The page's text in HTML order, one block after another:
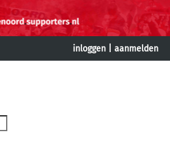
inloggen aanmelden